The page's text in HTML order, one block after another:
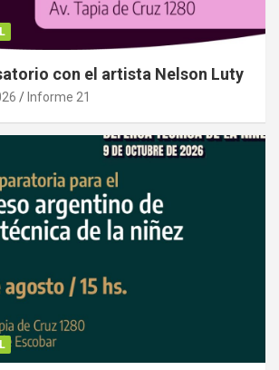
con el artista Nelson Luty
Informe 21